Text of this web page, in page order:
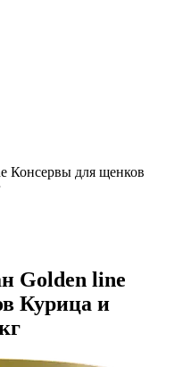
Консервы для щенков
Golden line
Курица и